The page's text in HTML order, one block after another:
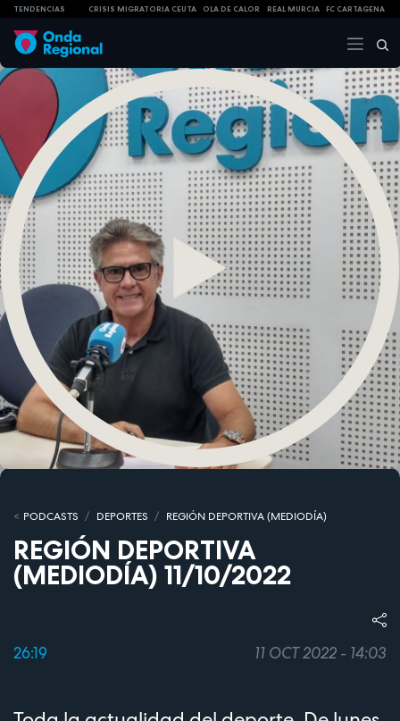
TENDENCIAS CRISIS MIGRATORIA CEUTA OLA DE CALOR REAL MURCIA FC CARTAGENA
PODCASTS DEPORTES REGIÓN DEPORTIVA (MEDIODÍA)
REGIÓN DEPORTIVA
(MEDIODÍA) 11/10/2022
26:19 11 OCT 2022 - 14:03